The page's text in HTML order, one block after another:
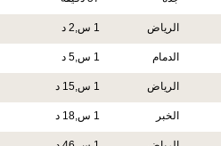
الرياض 1 س,2 د
الدمام 1 س,5 د
الرياض 1 س,15 د
الخبر 1 س,18 د